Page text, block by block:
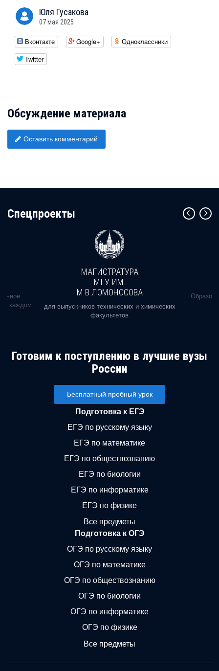
Юля Гусакова
07 мая 2025
Вконтакте Google+
Одноклассники
Twitter
Обсуждение материала
Оставить комментарий
Cпецпроекты
в каждом
МАГИСТРАТУРА
МГУ ИМ.
М.В.ЛОМОНОСОВА
для выпускников технических и химических
факультетов
Готовим к поступлению в лучшие вузы
России
Бесплатный пробный урок
Подготовка к ЕГЭ
ЕГЭ по русскому языку
ЕГЭ по математике
ЕГЭ по обществознанию
ЕГЭ по биологии
ЕГЭ по информатике
ЕГЭ по физике
Все предметы
Подготовка к ОГЭ
ОГЭ по русскому языку
ОГЭ по математике
ОГЭ по обществознанию
ОГЭ по биологии
ОГЭ по информатике
ОГЭ по физике
Все предметы